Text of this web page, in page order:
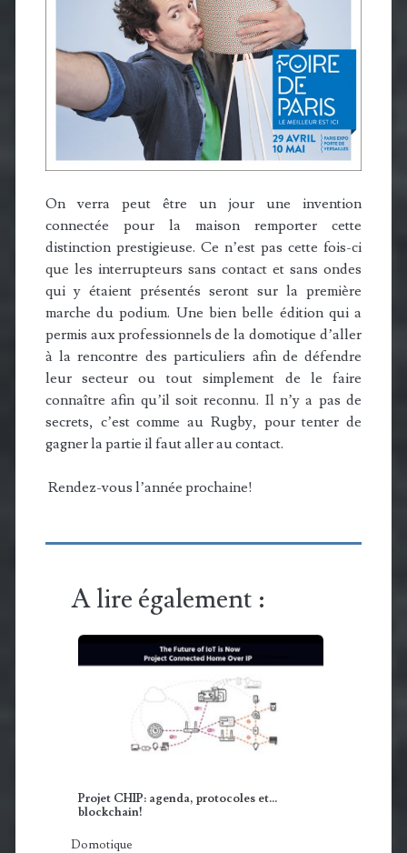
On verra peut être un jour une invention
connectée pour la maison remporter cette
distinction prestigieuse. Ce n’est pas cette fois-ci
que les interrupteurs sans contact et sans ondes
qui y étaient présentés seront sur la première
marche du podium. Une bien belle édition qui a
permis aux professionnels de la domotique d’aller
à la rencontre des particuliers afin de défendre
leur secteur ou tout simplement de le faire
connaître afin qu’il soit reconnu. Il n’y a pas de
secrets, c’est comme au Rugby, pour tenter de
gagner la partie il faut aller au contact.
Rendez-vous l’année prochaine!
A lire également :
Projet CHIP: agenda, protocoles et...
blockchain!
Domotique